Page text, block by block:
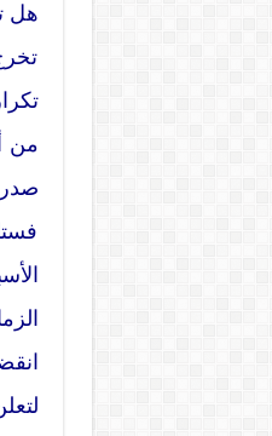
هل
من